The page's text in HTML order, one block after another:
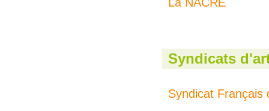
Syndicats
Syndicat Français